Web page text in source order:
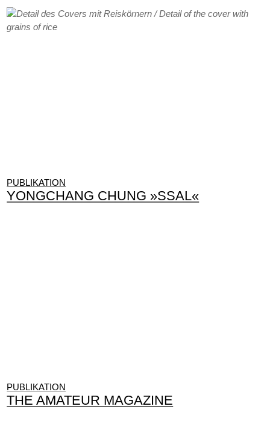
PUBLIKATION
YONGCHANG CHUNG »SSAL«
PUBLIKATION
THE AMATEUR MAGAZINE